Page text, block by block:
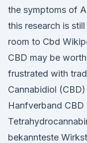
the symptoms of
this research is
room to Cbd
CBD may be
frustrated with
Cannabidiol
Hanfverband
bekannteste